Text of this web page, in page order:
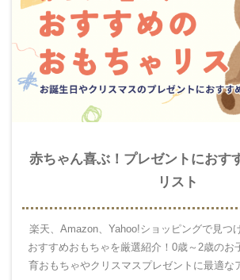
赤ちゃん喜ぶ！プレゼントにおす
リスト
楽天、Amazon、Yahoo!ショッピングで見つ
おすすめおもちゃを厳選紹介！0歳～2歳のお
育おもちゃやクリスマスプレゼントに最適な